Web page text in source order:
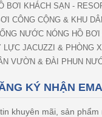
BƠI KHÁCH SẠN -
CÔNG CỘNG & KHU
NƯỚC NÓNG HỒ BƠI
LỰC JACUZZI & PHÒNG
VƯỜN & ĐÀI PHUN
KÝ NHẬN
khuyên mãi, sản